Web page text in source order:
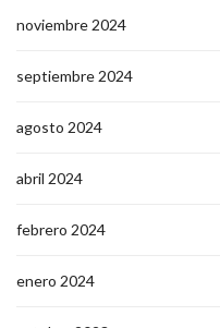
noviembre 2024
septiembre 2024
agosto 2024
abril 2024
febrero 2024
enero 2024